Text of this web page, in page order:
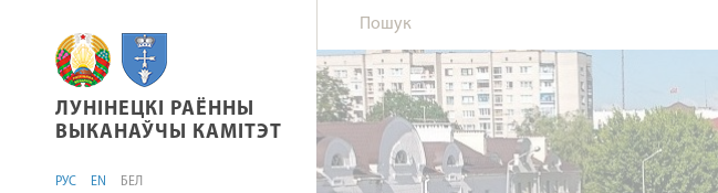
ЛУНІНЕЦКІ РАЁННЫ ВЫКАНАЎЧЫ КАМІТЭТ
ЛУНІНЕЦКІ РАЁННЫ
ВЫКАНАЎЧЫ КАМІТЭТ
РУС EN БЕЛ